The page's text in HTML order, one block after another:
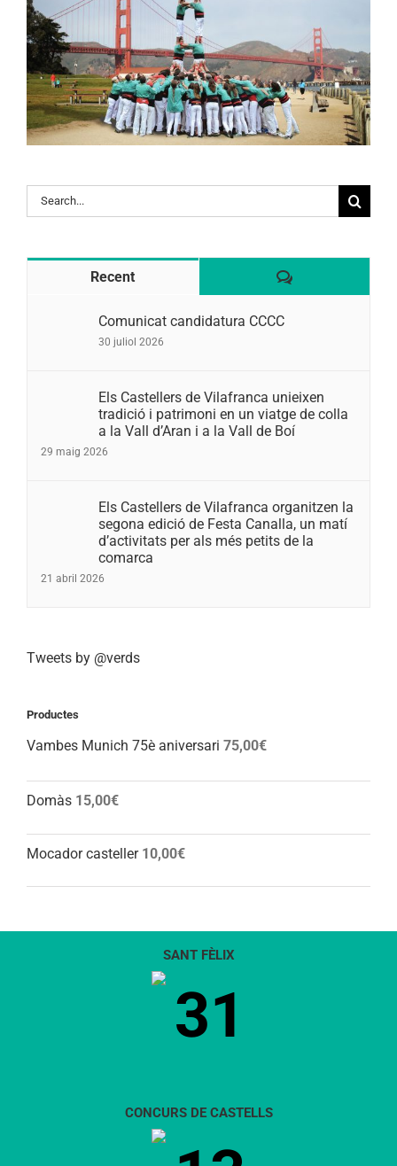
Search
for:
Recent Comentaris
Comunicat candidatura CCCC
30 juliol 2026
Els Castellers de Vilafranca unieixen
tradició i patrimoni en un viatge de colla
a la Vall d’Aran i a la Vall de Boí
29 maig 2026
Els Castellers de Vilafranca organitzen la
segona edició de Festa Canalla, un matí
d’activitats per als més petits de la
comarca
21 abril 2026
Tweets by @verds
Productes
Vambes Munich 75è aniversari 75,00€
Domàs 15,00€
Mocador casteller 10,00€
SANT FÈLIX
31
CONCURS DE CASTELLS